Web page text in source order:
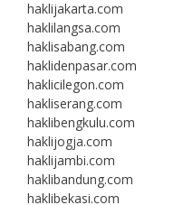
haklijakarta.com
haklilangsa.com
haklisabang.com
haklidenpasar.com
haklicilegon.com
hakliserang.com
haklibengkulu.com
haklijogja.com
haklijambi.com
haklibandung.com
haklibekasi.com